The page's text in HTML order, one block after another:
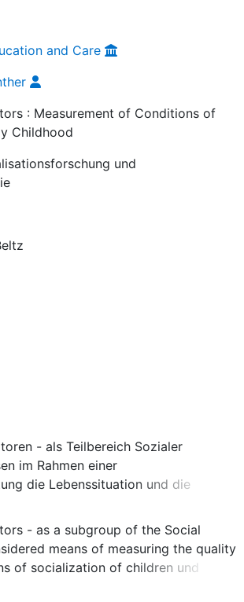
and Care
: Measurement of Conditions of
Childhood
und
- als Teilbereich Sozialer
im Rahmen einer
die Lebenssituation und die
von Kindern und Jugendlichen;
wurde jedoch
Der vorliegende Beitrag
Funktionen von
für die frühe Kindheit, beleuchtet
zur frühkindlichen
- as a subgroup of the Social
means of measuring the quality
of socialization of children und
information exists in the field of